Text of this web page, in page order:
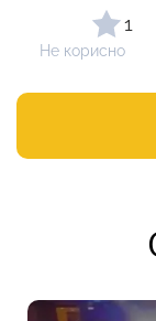
1
Не корисно